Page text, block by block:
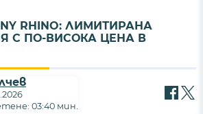
RHINO: ЛИМИТИРАНА
С ПО-ВИСОКА ЦЕНА В
03:40 мин.